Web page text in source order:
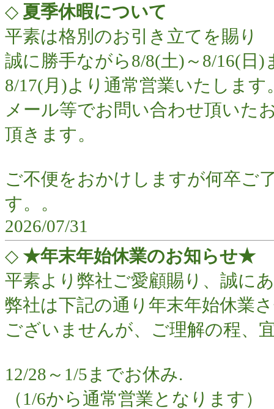
◇ 夏季休暇について
平素は格別のお引き立てを賜り
誠に勝手ながら8/8(土)～8/16(日
8/17(月)より通常営業いたします
メール等でお問い合わせ頂いた
頂きます。
ご不便をおかけしますが何卒ご
す。。
2026/07/31
◇ ★年末年始休業のお知らせ★
平素より弊社ご愛顧賜り、誠に
弊社は下記の通り年末年始休業
ございませんが、ご理解の程、
12/28～1/5までお休み.
（1/6から通常営業となります）